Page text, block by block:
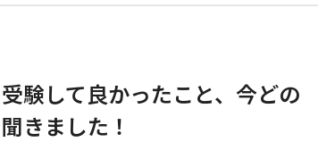
験して良かったこと、今どの
きました！